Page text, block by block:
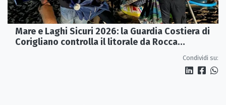
Mare e Laghi Sicuri 2026: la Guardia Costiera di
Corigliano controlla il litorale da Rocca
Condividi su: